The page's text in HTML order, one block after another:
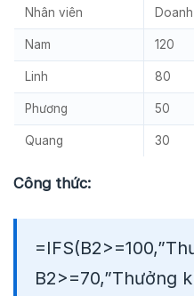
Nhân viên
Nam 120
Linh 80
Phương 50
Quang 30
Công thức:
B2>=70,”Thưởng